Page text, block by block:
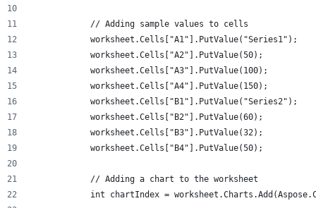
            // Adding sample values to cells
            worksheet.Cells["A1"].PutValue("Series1");
            worksheet.Cells["A2"].PutValue(50);
            worksheet.Cells["A3"].PutValue(100);
            worksheet.Cells["A4"].PutValue(150);
            worksheet.Cells["B1"].PutValue("Series2");
            worksheet.Cells["B2"].PutValue(60);
            worksheet.Cells["B3"].PutValue(32);
            worksheet.Cells["B4"].PutValue(50);
            // Adding a chart to the worksheet
int chartIndex =